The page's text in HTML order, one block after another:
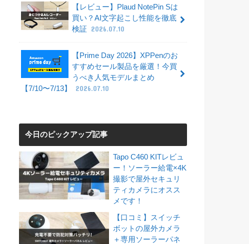
【レビュー】Plaud NotePin Sは
買い？AI文字起こし性能を徹底
検証
2026.07.10
【Prime Day 2026】XPPenのお
すすめセール製品を厳選！今買
うべき人気モデルまとめ
【7/10〜7/13】
2026.07.10
今日のピックアップ記事
Tapo C460 KITレビュ
ー！ソーラー給電×4K
撮影で屋外セキュリ
ティカメラにオスス
メです！
【口コミ】スイッチ
ボットの屋外カメラ
＋専用ソーラーパネ